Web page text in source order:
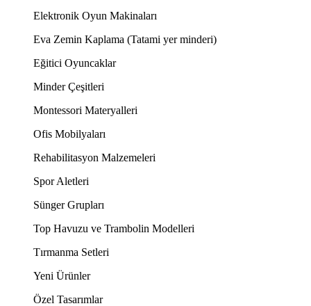
Elektronik Oyun Makinaları
Eva Zemin Kaplama (Tatami yer minderi)
Eğitici Oyuncaklar
Minder Çeşitleri
Montessori Materyalleri
Ofis Mobilyaları
Rehabilitasyon Malzemeleri
Spor Aletleri
Sünger Grupları
Top Havuzu ve Trambolin Modelleri
Tırmanma Setleri
Yeni Ürünler
Özel Tasarımlar